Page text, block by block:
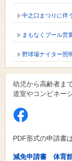
中之口まつりに伴
まもなくプール営
野球場ナイター照
幼児から高齢者ま
道室やコンビネー
PDF形式の申請書
減免申請書 体育